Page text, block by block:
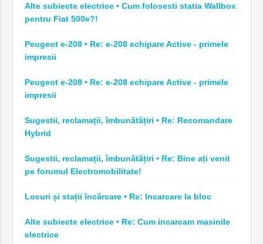
Alte subiecte electrice • Cum folosesti statia Wallbox
pentru Fiat 500e?!
Peugeot e-208 • Re: e-208 echipare Active - primele
impresii
Peugeot e-208 • Re: e-208 echipare Active - primele
impresii
Sugestii, reclamații, îmbunătățiri • Re: Recomandare
Hybrid
Sugestii, reclamații, îmbunătățiri • Re: Bine ați venit
pe forumul Electromobilitate!
Locuri și stații încărcare • Re: Incarcare la bloc
Alte subiecte electrice • Re: Cum incarcam masinile
electrice